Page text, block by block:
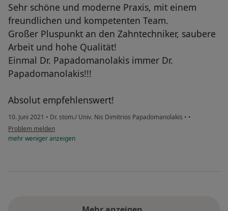
Sehr schöne und moderne Praxis, mit einem
freundlichen und kompetenten Team.
Großer Pluspunkt an den Zahntechniker, saubere
Arbeit und hohe Qualität!
Einmal Dr. Papadomanolakis immer Dr.
Papadomanolakis!!!
Absolut empfehlenswert!
10. Juni 2021 • Dr. stom./ Univ. Nis Dimitrios Papadomanolakis • •
Problem melden
mehrwenigeranzeigen